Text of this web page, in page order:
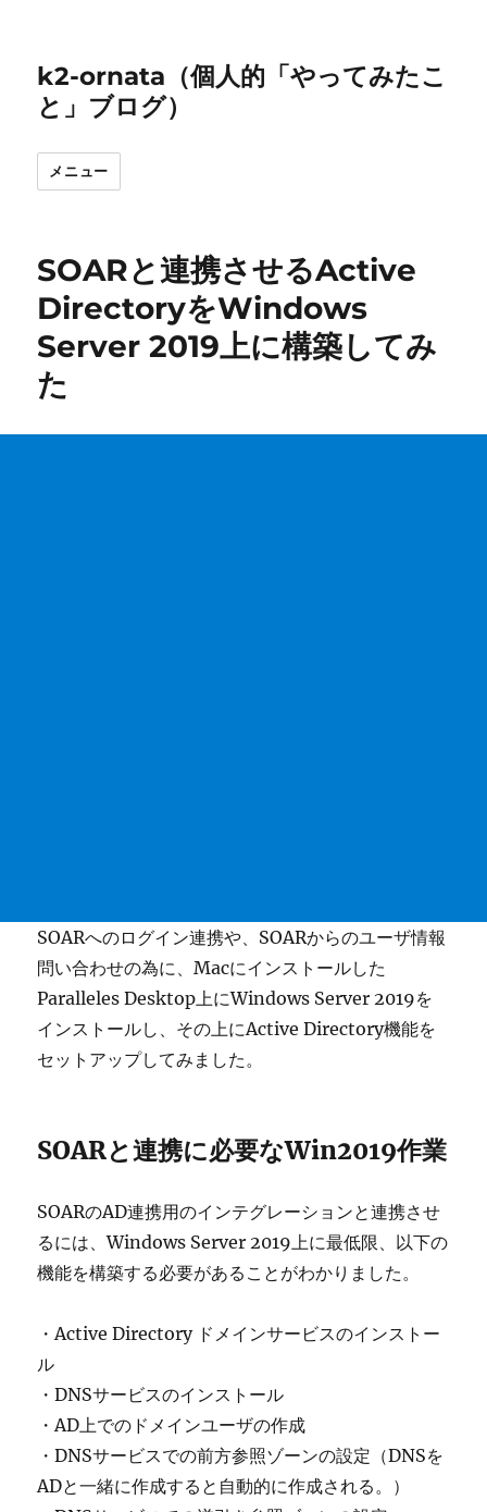
k2-ornata（個人的「やってみたこ
と」ブログ）
メニュー
SOARと連携させるActive
DirectoryをWindows
Server 2019上に構築してみ
た
SOARへのログイン連携や、SOARからのユーザ情報
問い合わせの為に、Macにインストールした
Paralleles Desktop上にWindows Server 2019を
インストールし、その上にActive Directory機能を
セットアップしてみました。
SOARと連携に必要なWin2019作業
SOARのAD連携用のインテグレーションと連携させ
るには、Windows Server 2019上に最低限、以下の
機能を構築する必要があることがわかりました。
・Active Directory ドメインサービスのインストー
ル
・DNSサービスのインストール
・AD上でのドメインユーザの作成
・DNSサービスでの前方参照ゾーンの設定（DNSを
ADと一緒に作成すると自動的に作成される。）